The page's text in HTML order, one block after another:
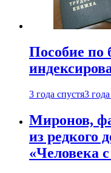
Пособие по
3 года спустя3
Миронов,
из редкого
«Человека